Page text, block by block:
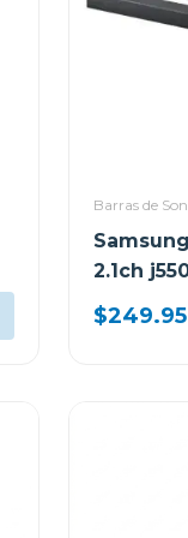
Barras de
2.1ch
$249.95